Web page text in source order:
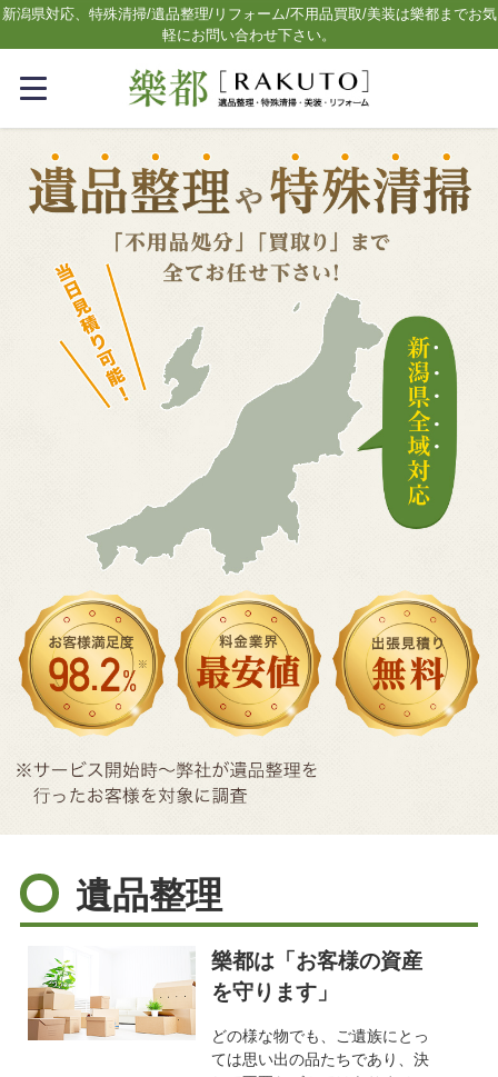
新潟県対応、特殊清掃/遺品整理/リフォーム/不用品買取/美装は樂都までお気
軽にお問い合わせ下さい。
遺品整理
樂都は「お客様の資産
を守ります」
どの様な物でも、ご遺族にとっ
ては思い出の品たちであり、決